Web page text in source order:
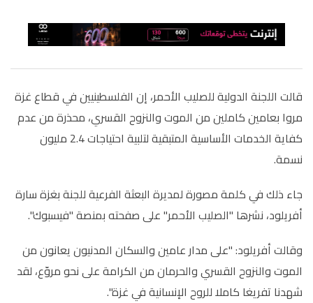
قالت اللجنة الدولية للصليب الأحمر، إن الفلسطينيين في قطاع غزة
مروا بعامين كاملين من الموت والنزوح القسري، محذرة من عدم
كفاية الخدمات الأساسية المتبقية لتلبية احتياجات 2.4 مليون
نسمة.
جاء ذلك في كلمة مصورة لمديرة البعثة الفرعية للجنة بغزة سارة
أفريلود، نشرها "الصليب الأحمر" على صفحته بمنصة "فيسبوك".
وقالت أفريلود: "على مدار عامين والسكان المدنيون يعانون من
الموت والنزوح القسري والحرمان من الكرامة على نحو مروّع، لقد
شهدنا تفريغا كاملا للروح الإنسانية في غزة".